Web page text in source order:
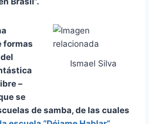
Ismael Silva
formas
–
se
de samba, de las cuales